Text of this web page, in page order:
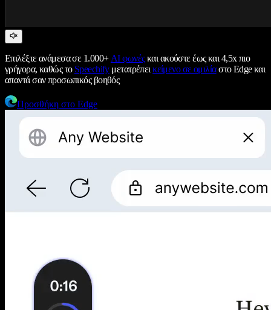
Επιλέξτε ανάμεσα σε 1.000+ AI φωνέςκαι ακούστε έως και 4,5x πιο
γρήγορα, καθώς το Speechifyμετατρέπεικείμενο σε ομιλίαστο Edge και
απαντά σαν προσωπικός βοηθός
Προσθήκη στο Edge